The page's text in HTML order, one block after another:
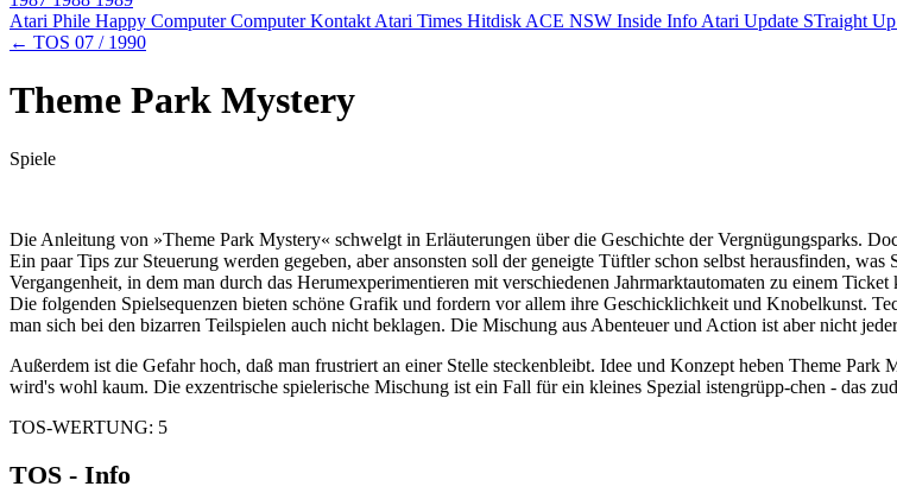
Atari Phile Happy ComputerComputer Kontakt Atari Times Hitdisk ACE NSW Inside Info Atari Update STraight Up
← TOS 07 / 1990
Theme Park Mystery
Spiele
Die Anleitung von »Theme Park Mystery« schwelgt in Erläuterungen über die Geschichte der Vergnügungsparks.
Ein paar Tips zur Steuerung werden gegeben, aber ansonsten soll der geneigte Tüftler schon selbst herausfinden,
Vergangenheit, in dem man durch das Herumexperimentieren mit verschiedenen Jahrmarktautomaten zu einem
Die folgenden Spielsequenzen bieten schöne Grafik und fordern vor allem ihre Geschicklichkeit und Knobelkunst.
man sich bei den bizarren Teilspielen auch nicht beklagen. Die Mischung aus Abenteuer und Action ist aber nicht
Außerdem ist die Gefahr hoch, daß man frustriert an einer Stelle steckenbleibt. Idee und Konzept heben Theme Park
wird's wohl kaum. Die exzentrische spielerische Mischung ist ein Fall für ein kleines Spezial istengrüpp-chen - das
TOS-WERTUNG: 5
TOS - Info